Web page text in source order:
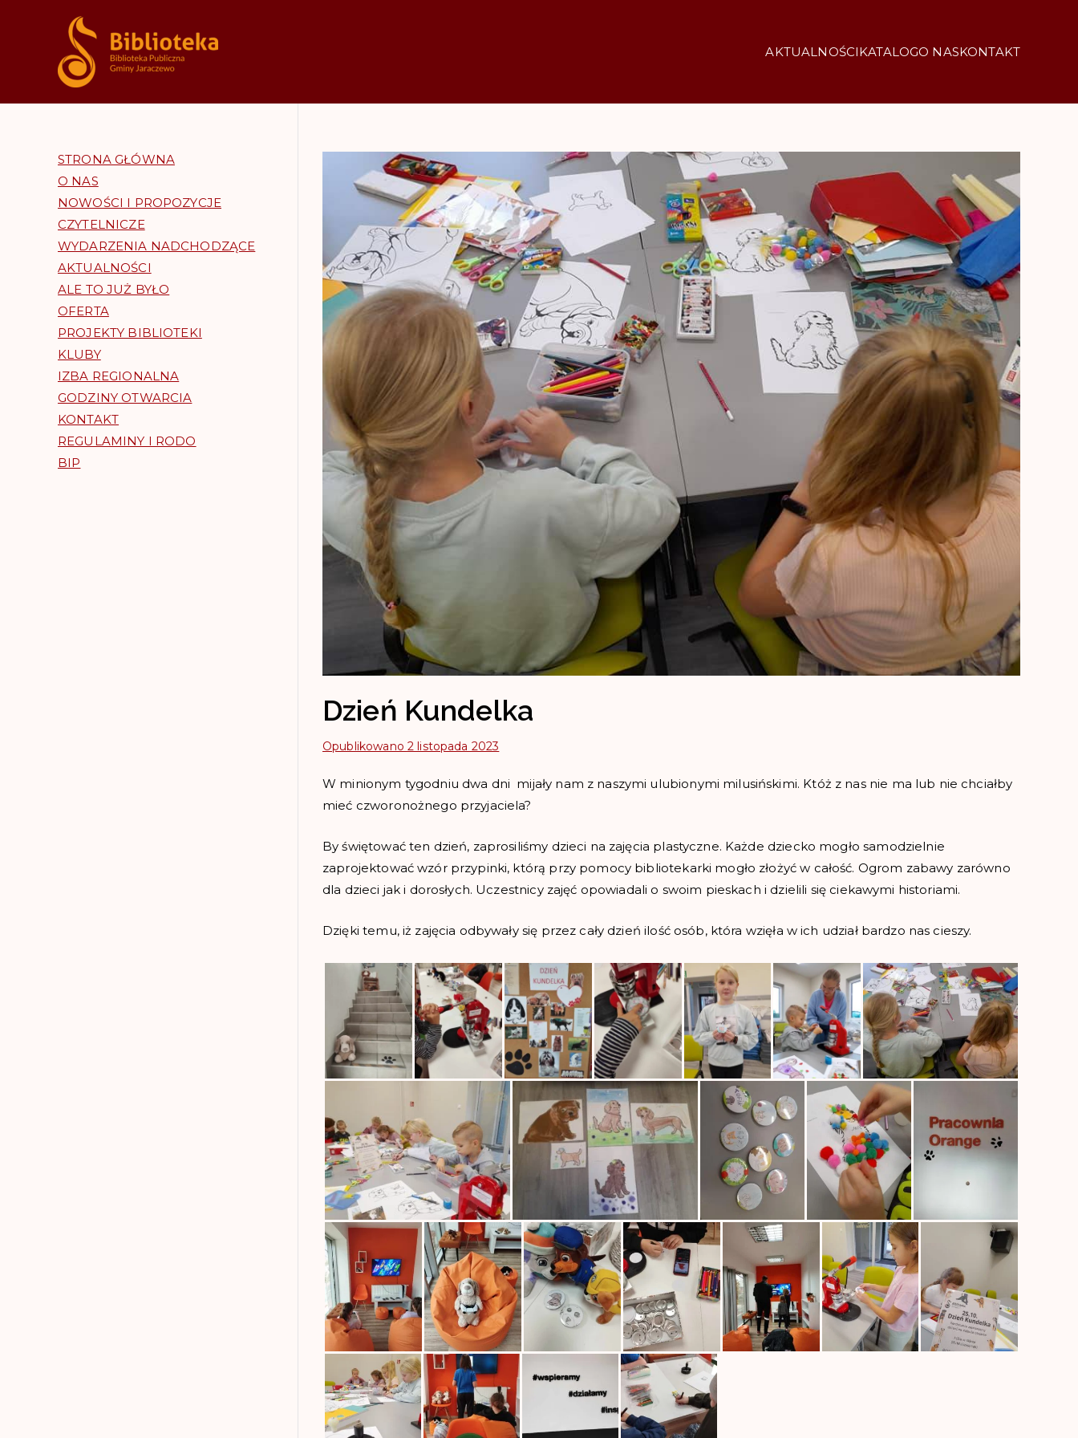
AKTUALNOŚCIKATALOGO NASKONTAKT
Dzień Kundelka
Opublikowano 2 listopada 2023
W minionym tygodniu dwa dni mijały nam z naszymi ulubionymi milusińskimi. Któż z nas nie ma lub nie chciałby
mieć czworonożnego przyjaciela?
By świętować ten dzień, zaprosiliśmy dzieci na zajęcia plastyczne. Każde dziecko mogło samodzielnie
zaprojektować wzór przypinki, którą przy pomocy bibliotekarki mogło złożyć w całość. Ogrom zabawy zarówno
dla dzieci jak i dorosłych. Uczestnicy zajęć opowiadali o swoim pieskach i dzielili się ciekawymi historiami.
Dzięki temu, iż zajęcia odbywały się przez cały dzień ilość osób, która wzięła w ich udział bardzo nas cieszy.
STRONA GŁÓWNA
O NAS
NOWOŚCI I PROPOZYCJE
CZYTELNICZE
WYDARZENIA NADCHODZĄCE
AKTUALNOŚCI
ALE TO JUŻ BYŁO
OFERTA
PROJEKTY BIBLIOTEKI
KLUBY
IZBA REGIONALNA
GODZINY OTWARCIA
KONTAKT
REGULAMINY I RODO
BIP